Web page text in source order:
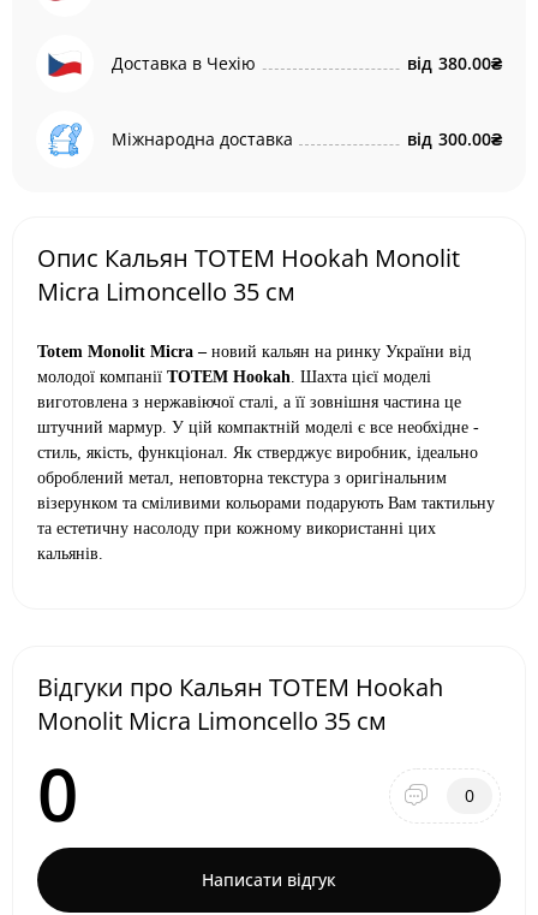
Доставка в Чехію від 380.00₴
Міжнародна доставка від 300.00₴
Опис Кальян TOTEM Hookah Monolit
Micra Limoncello 35 см
Totem Monolit Micra – новий кальян на ринку України від
молодої компанії TOTEM Hookah. Шахта цієї моделі
виготовлена з нержавіючої сталі, а її зовнішня частина це
штучний мармур. У цій компактній моделі є все необхідне -
стиль, якість, функціонал. Як стверджує виробник, ідеально
оброблений метал, неповторна текстура з оригінальним
візерунком та сміливими кольорами подарують Вам тактильну
та естетичну насолоду при кожному використанні цих
кальянів.
Відгуки про Кальян TOTEM Hookah
Monolit Micra Limoncello 35 см
0 0
Написати відгук